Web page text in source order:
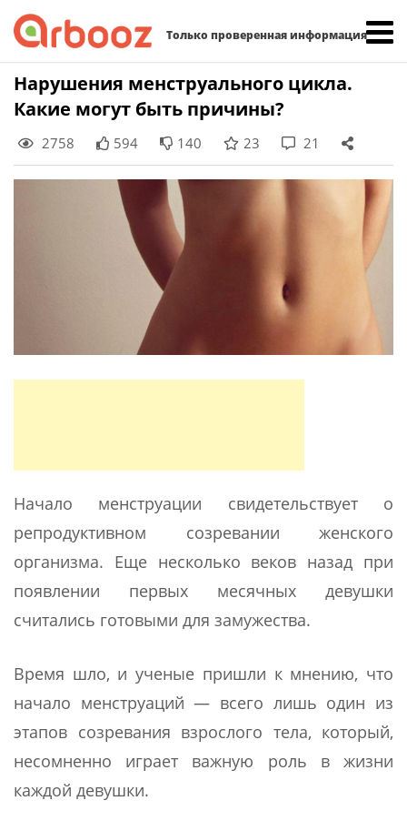
Только проверенная информация
Skip
Нарушения менструального цикла.
Какие могут быть причины?
2758 594 140 23 21
Начало менструации свидетельствует о
репродуктивном созревании женского
организма. Еще несколько веков назад при
появлении первых месячных девушки
считались готовыми для замужества.
Время шло, и ученые пришли к мнению, что
начало менструаций — всего лишь один из
этапов созревания взрослого тела, который,
несомненно играет важную роль в жизни
каждой девушки.
Найти: